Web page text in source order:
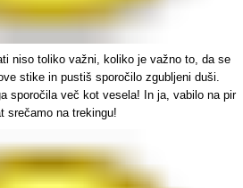
niso toliko važni, koliko je važno to, da se
stike in pustiš sporočilo zgubljeni duši.
sporočila več kot vesela! In ja, vabilo na pir
srečamo na trekingu!